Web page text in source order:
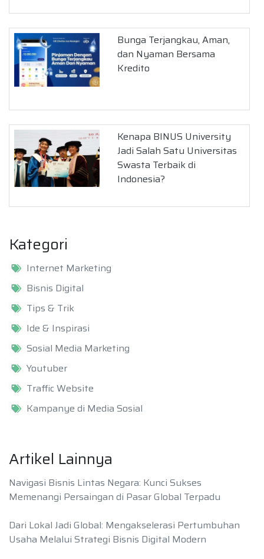
Bunga Terjangkau, Aman,
dan Nyaman Bersama
Kredito
Kenapa BINUS University
Jadi Salah Satu Universitas
Swasta Terbaik di
Indonesia?
Kategori
Internet Marketing
Bisnis Digital
Tips & Trik
Ide & Inspirasi
Sosial Media Marketing
Youtuber
Traffic Website
Kampanye di Media Sosial
Artikel Lainnya
Navigasi Bisnis Lintas Negara: Kunci Sukses
Memenangi Persaingan di Pasar Global Terpadu
Dari Lokal Jadi Global: Mengakselerasi Pertumbuhan
Usaha Melalui Strategi Bisnis Digital Modern